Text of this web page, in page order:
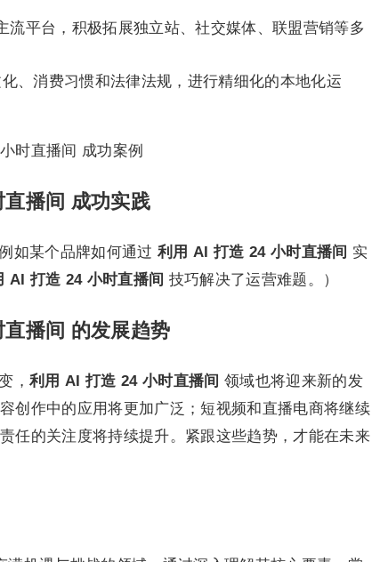
流平台，积极拓展独立站、社交媒体、联盟营销等多
、消费习惯和法律法规，进行精细化的本地化运
播间 成功实践
如某个品牌如何通过 利用 AI 打造 24 小时直播间 实
AI 打造 24 小时直播间 技巧解决了运营难题。）
播间 的发展趋势
， 利用 AI 打造 24 小时直播间 领域也将迎来新的发
创作中的应用将更加广泛；短视频和直播电商将继续
任的关注度将持续提升。紧跟这些趋势，才能在未来